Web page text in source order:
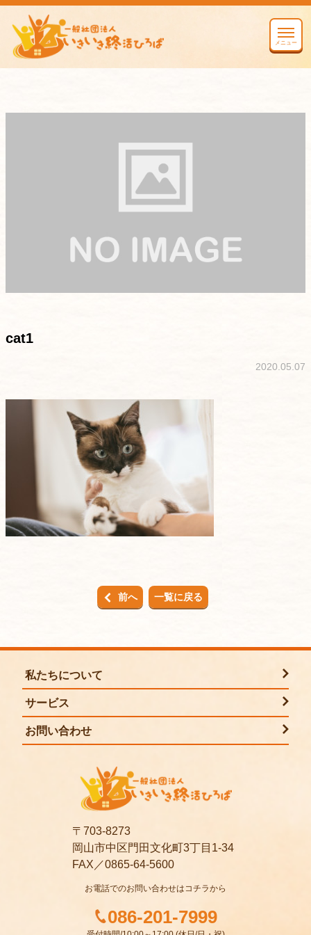
cat1
2020.05.07
前へ 一覧に戻る
私たちについて
サービス
お問い合わせ
〒703-8273
岡山市中区門田文化町3丁目1-34
FAX／0865-64-5600
お電話でのお問い合わせはコチラから
086-201-7999